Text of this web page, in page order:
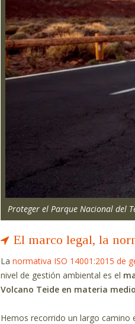
Proteger el Parque Nacional del
El marco legal, la
Lanormativa ISO 14001:2015 de
nivel de gestión ambiental es el
Volcano Teide en materia
Hemos recorrido un largo camino